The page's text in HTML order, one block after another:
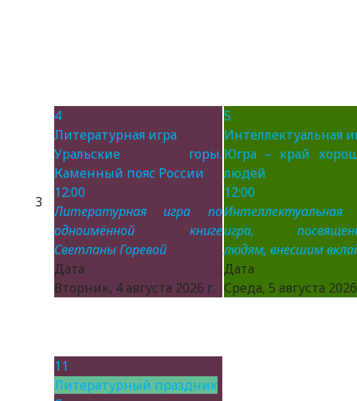
3
4
Литературная игра
Уральские горы.
Каменный пояс России
12:00
Литературная игра по
одноимённой книге
Светланы Горевой
Дата :
Вторник, 4 августа 2026 г.
5
Интеллектуальная
Югра – край
людей
12:00
Интеллектуальная
игра,
людям, внесшим
Дата
Среда, 5 августа
11
Литературный праздник